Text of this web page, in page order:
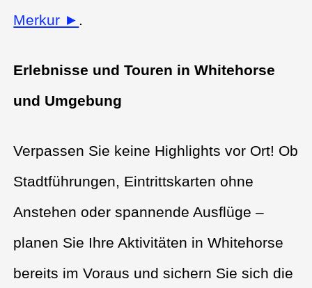
Merkur ► .
Erlebnisse und Touren in Whitehorse
und Umgebung
Verpassen Sie keine Highlights vor Ort! Ob
Stadtführungen, Eintrittskarten ohne
Anstehen oder spannende Ausflüge –
planen Sie Ihre Aktivitäten in Whitehorse
bereits im Voraus und sichern Sie sich die